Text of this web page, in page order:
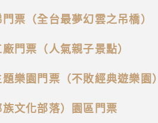
票（全台最夢幻雲之吊橋）
門票（人氣親子景點）
樂園門票（不敗經典遊樂園）
文化部落）園區門票